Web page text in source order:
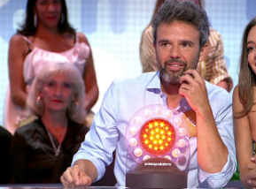
Roberto Leal
también ha
encuentra Ana más allá de su
sobre arcoíris y montada en
colores, porque no quiero dar
tenemos unas vidas normales,
días buenos y días malos”, ha
La cantante ha reconocido que
catarsis muy gorda y de un
Por eso, se ha emocionado al
superarlo: “Ver esa luz, ver que